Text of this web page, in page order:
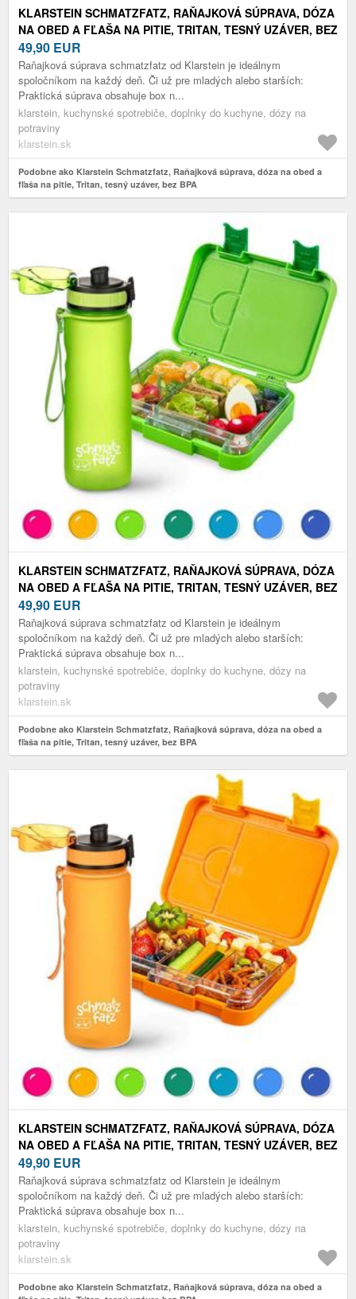
KLARSTEIN SCHMATZFATZ, RAŇAJKOVÁ SÚPRAVA, DÓZA
NA OBED A FĽAŠA NA PITIE, TRITAN, TESNÝ UZÁVER, BEZ
BPA
49,90 EUR
Raňajková súprava schmatzfatz od Klarstein je ideálnym
spoločníkom na každý deň. Či už pre mladých alebo starších:
Praktická súprava obsahuje box n...
klarstein, kuchynské spotrebiče, doplnky do kuchyne, dózy na
potraviny
klarstein.sk
Podobne ako Klarstein Schmatzfatz, Raňajková súprava, dóza na obed a
fľaša na pitie, Tritan, tesný uzáver, bez BPA
KLARSTEIN SCHMATZFATZ, RAŇAJKOVÁ SÚPRAVA, DÓZA
NA OBED A FĽAŠA NA PITIE, TRITAN, TESNÝ UZÁVER, BEZ
BPA
49,90 EUR
Raňajková súprava schmatzfatz od Klarstein je ideálnym
spoločníkom na každý deň. Či už pre mladých alebo starších:
Praktická súprava obsahuje box n...
klarstein, kuchynské spotrebiče, doplnky do kuchyne, dózy na
potraviny
klarstein.sk
Podobne ako Klarstein Schmatzfatz, Raňajková súprava, dóza na obed a
fľaša na pitie, Tritan, tesný uzáver, bez BPA
KLARSTEIN SCHMATZFATZ, RAŇAJKOVÁ SÚPRAVA, DÓZA
NA OBED A FĽAŠA NA PITIE, TRITAN, TESNÝ UZÁVER, BEZ
BPA
49,90 EUR
Raňajková súprava schmatzfatz od Klarstein je ideálnym
spoločníkom na každý deň. Či už pre mladých alebo starších:
Praktická súprava obsahuje box n...
klarstein, kuchynské spotrebiče, doplnky do kuchyne, dózy na
potraviny
klarstein.sk
Podobne ako Klarstein Schmatzfatz, Raňajková súprava, dóza na obed a